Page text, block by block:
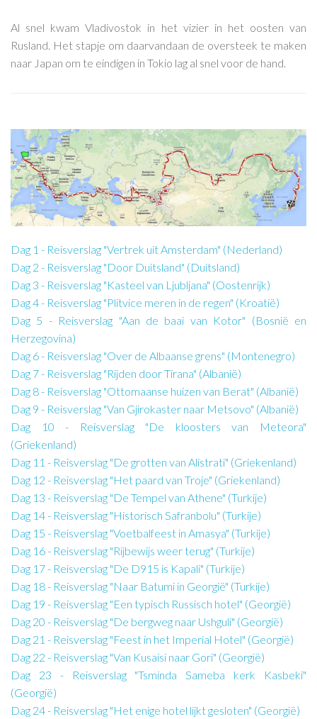
Al snel kwam Vladivostok in het vizier in het oosten van
Rusland. Het stapje om daarvandaan de oversteek te maken
naar Japan om te eindigen in Tokio lag al snel voor de hand.
Dag 1 - Reisverslag "Vertrek uit Amsterdam" (Nederland)
Dag 2 - Reisverslag "Door Duitsland" (Duitsland)
Dag 3 - Reisverslag "Kasteel van Ljubljana" (Oostenrijk)
Dag 4 - Reisverslag "Plitvice meren in de regen" (Kroatië)
Dag 5 - Reisverslag "Aan de baai van Kotor" (Bosnië en
Herzegovina)
Dag 6 - Reisverslag "Over de Albaanse grens" (Montenegro)
Dag 7 - Reisverslag "Rijden door Tirana" (Albanië)
Dag 8 - Reisverslag "Ottomaanse huizen van Berat" (Albanië)
Dag 9 - Reisverslag "Van Gjirokaster naar Metsovo" (Albanië)
Dag 10 - Reisverslag "De kloosters van Meteora"
(Griekenland)
Dag 11 - Reisverslag "De grotten van Alistrati" (Griekenland)
Dag 12 - Reisverslag "Het paard van Troje" (Griekenland)
Dag 13 - Reisverslag "De Tempel van Athene" (Turkije)
Dag 14 - Reisverslag "Historisch Safranbolu" (Turkije)
Dag 15 - Reisverslag "Voetbalfeest in Amasya" (Turkije)
Dag 16 - Reisverslag "Rijbewijs weer terug" (Turkije)
Dag 17 - Reisverslag "De D915 is Kapali" (Turkije)
Dag 18 - Reisverslag "Naar Batumi in Georgië" (Turkije)
Dag 19 - Reisverslag "Een typisch Russisch hotel" (Georgië)
Dag 20 - Reisverslag "De bergweg naar Ushguli" (Georgië)
Dag 21 - Reisverslag "Feest in het Imperial Hotel" (Georgië)
Dag 22 - Reisverslag "Van Kusaisi naar Gori" (Georgië)
Dag 23 - Reisverslag "Tsminda Sameba kerk Kasbeki"
(Georgië)
Dag 24 - Reisverslag "Het enige hotel lijkt gesloten" (Georgië)